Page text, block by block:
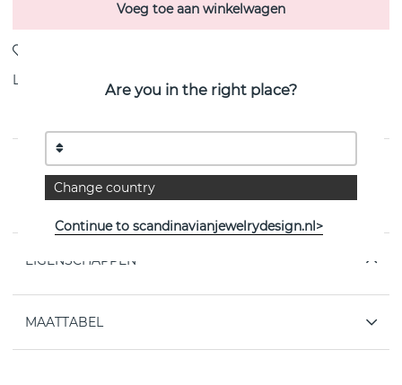
Voeg toe aan winkelwagen
Levering: voorraadartikel
PRODUCTOMSCHRIJVING
Wide & Signature is een sterling zilveren van het
EIGENSCHAPPEN
MAATTABEL
Are you in the right place?
Change country
Continue to scandinavianjewelrydesign.nl>